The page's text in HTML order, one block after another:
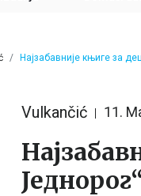
Најзабавније књиге за
Vulkančić 11.